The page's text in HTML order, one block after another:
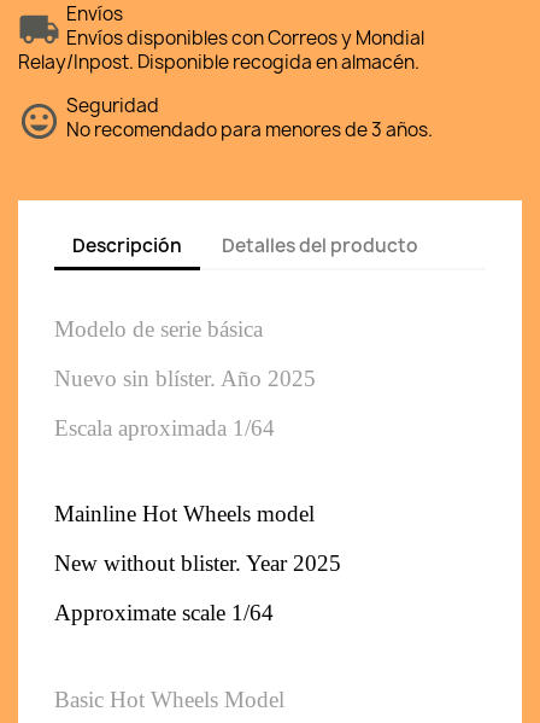
Envíos
Envíos disponibles con Correos y Mondial
Relay/Inpost. Disponible recogida en almacén.
Seguridad
No recomendado para menores de 3 años.
Descripción Detalles del producto
Modelo de serie básica
Nuevo sin blíster. Año 2025
Escala aproximada 1/64
Mainline Hot Wheels model
New without blister. Year 2025
Approximate scale 1/64
Basic Hot Wheels Model